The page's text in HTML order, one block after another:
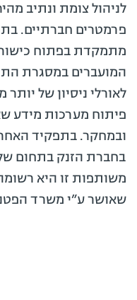
לניהול צומת ונתיב
פרמטרים חברתיים.
מתמקדת בפתוח
המועברים במסגרת
פיתוח מערכות מידע
ובמחקר. בתפקיד
בחברת הזנק בתחום של
משותפות זו היא
שאושר ע”י משרד